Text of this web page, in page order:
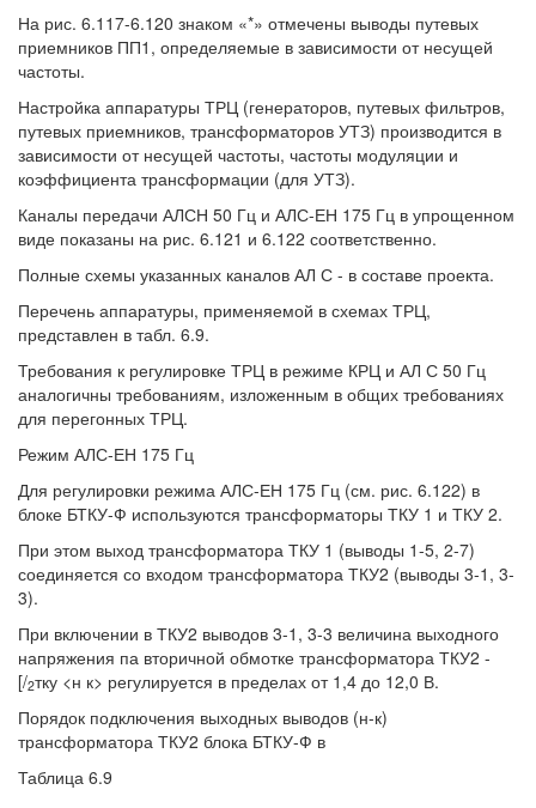
На рис. 6.117-6.120 знаком «*» отмечены выводы путевых
приемников ПП1, определяемые в зависимости от несущей
частоты.
Настройка аппаратуры ТРЦ (генераторов, путевых фильтров,
путевых приемников, трансформаторов УТЗ) производится в
зависимости от несущей частоты, частоты модуляции и
коэффициента трансформации (для УТЗ).
Каналы передачи АЛСН 50 Гц и АЛС-ЕН 175 Гц в упрощенном
виде показаны на рис. 6.121 и 6.122 соответственно.
Полные схемы указанных каналов АЛ С - в составе проекта.
Перечень аппаратуры, применяемой в схемах ТРЦ,
представлен в табл. 6.9.
Требования к регулировке ТРЦ в режиме КРЦ и АЛ С 50 Гц
аналогичны требованиям, изложенным в общих требованиях
для перегонных ТРЦ.
Режим АЛС-ЕН 175 Гц
Для регулировки режима АЛС-ЕН 175 Гц (см. рис. 6.122) в
блоке БТКУ-Ф используются трансформаторы ТКУ 1 и ТКУ 2.
При этом выход трансформатора ТКУ 1 (выводы 1-5, 2-7)
соединяется со входом трансформатора ТКУ2 (выводы 3-1, 3-
3).
При включении в ТКУ2 выводов 3-1, 3-3 величина выходного
напряжения па вторичной обмотке трансформатора ТКУ2 -
[/2тку <н к> регулируется в пределах от 1,4 до 12,0 В.
Порядок подключения выходных выводов (н-к)
трансформатора ТКУ2 блока БТКУ-Ф в
Таблица 6.9